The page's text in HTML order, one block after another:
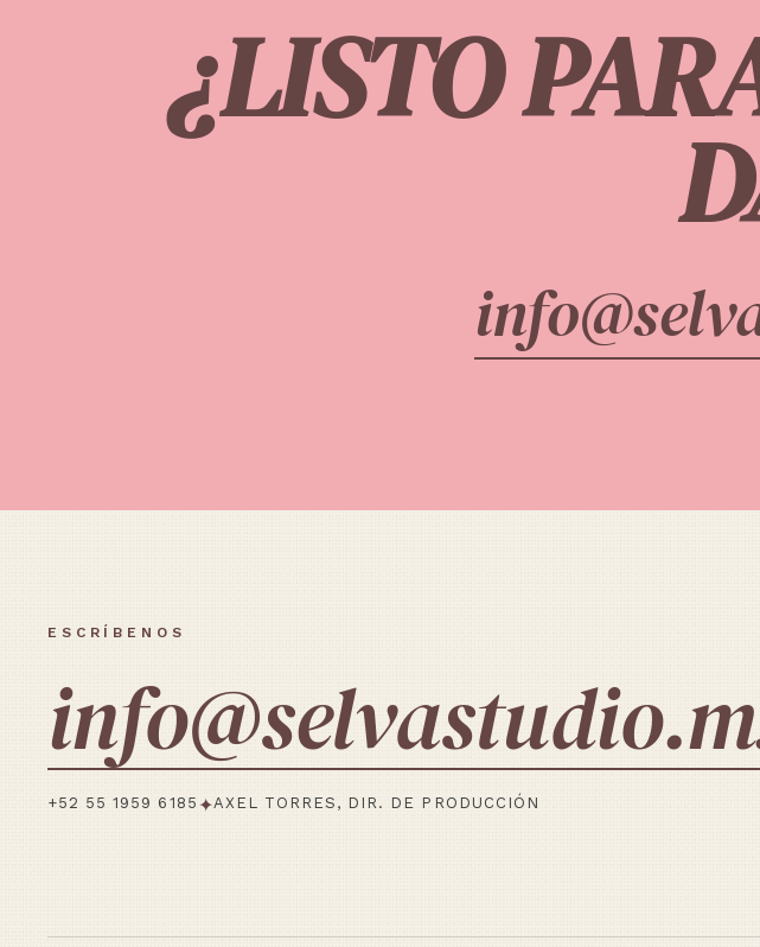
¿LISTO
ESCRÍBENOS
+52 55 1959 6185 ✦AXEL TORRES, DIR. DE PRODUCCIÓN